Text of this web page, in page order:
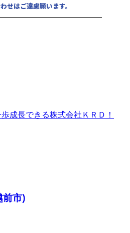
せはご遠慮願います。
成長できる株式会社ＫＲＤ！
前市)